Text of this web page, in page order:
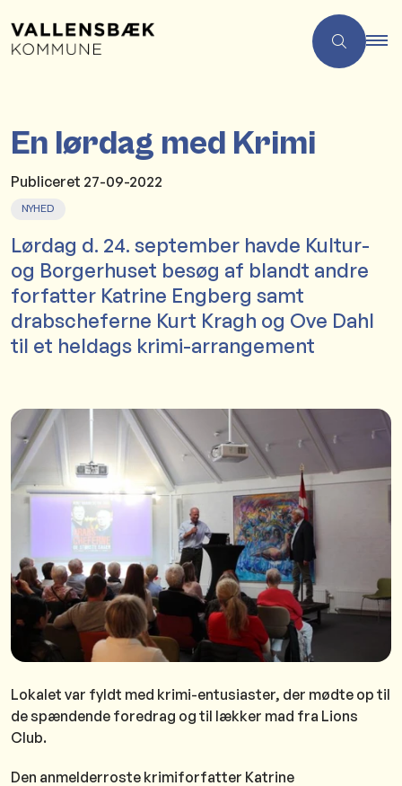
En lørdag med Krimi
Publiceret 27-09-2022
NYHED
Lørdag d. 24. september havde Kultur-
og Borgerhuset besøg af blandt andre
forfatter Katrine Engberg samt
drabscheferne Kurt Kragh og Ove Dahl
til et heldags krimi-arrangement
Lokalet var fyldt med krimi-entusiaster, der mødte op til
de spændende foredrag og til lækker mad fra Lions
Club.
Den anmelderroste krimiforfatter Katrine